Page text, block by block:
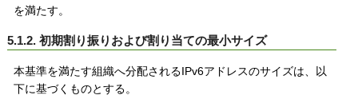
を満たす。
5.1.2. 初期割り振りおよび割り当ての最小サイズ
本基準を満たす組織へ分配されるIPv6アドレスのサイズは、以
下に基づくものとする。